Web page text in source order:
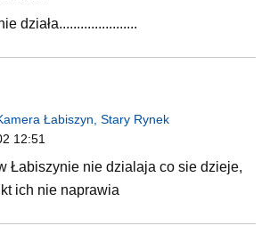
działa......................
Łabiszyn, Stary Rynek
12:51
Łabiszynie nie dzialaja co sie dzieje,
ich nie naprawia